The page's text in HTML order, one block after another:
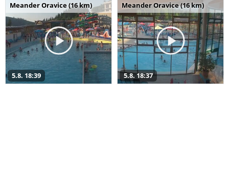
Meander Oravice (16 km)
5.8. 18:39
Meander Oravice (16 km)
5.8. 18:37